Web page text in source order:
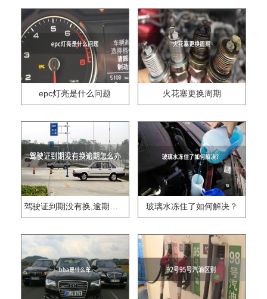
epc灯亮是什么问题 火花塞更换周期
驾驶证到期没有换,逾期怎么办?? 玻璃水冻住了如何解决？